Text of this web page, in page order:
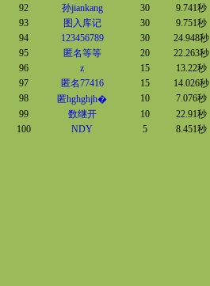
92
孙jiankang 30
9.741秒
93
图入库记 30
9.751秒
94
123456789 30
24.948秒
95
匿名等等 20
22.263秒
96
z 15
13.22秒
97
匿名77416 15
14.026秒
98
匿hghghjh� 10
7.076秒
99
数继开 10
22.91秒
100
NDY 5 8.451秒